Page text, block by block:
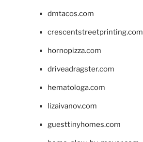
dmtacos.com
crescentstreetprinting.com
hornopizza.com
driveadragster.com
hematologa.com
lizaivanov.com
guesttinyhomes.com